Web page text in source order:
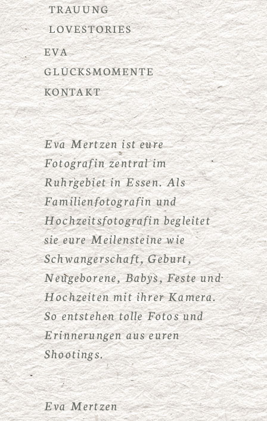
TRAUUNG
LOVESTORIES
EVA
GLÜCKSMOMENTE
KONTAKT
Eva Mertzen ist eure
Fotografin zentral im
Ruhrgebiet in Essen. Als
Familienfotografin und
Hochzeitsfotografin begleitet
sie eure Meilensteine wie
Schwangerschaft, Geburt,
Neugeborene, Babys, Feste und
Hochzeiten mit ihrer Kamera.
So entstehen tolle Fotos und
Erinnerungen aus euren
Shootings.
Eva Mertzen